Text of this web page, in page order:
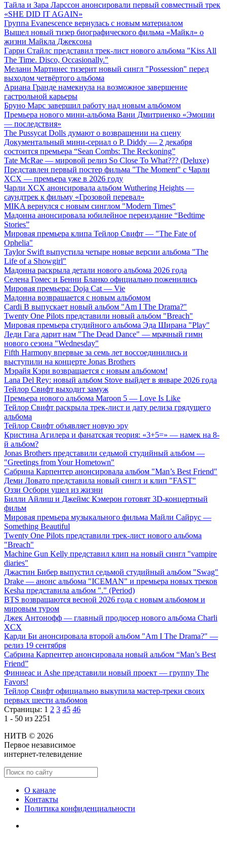
Тайла и Зара Ларссон анонсировали первый совместный трек
«SHE DID IT AGAIN»
Группа Evanescence вернулась с новым материалом
Вышел новый тизер биографического фильма «Майкл» о
жизни Майкла Джексона
Гарри Стайлс представил трек-лист нового альбома "Kiss All
The Time. Disco, Occasionally."
Мелани Мартинес тизерит новый сингл "Possession" перед
выходом четвёртого альбома
Ариана Гранде намекнула на возможное завершение
гастрольной карьеры
Бруно Марс завершил работу над новым альбомом
Премьера нового мини-альбома Вани Дмитриенко «Эмоции
— последствия»
The Pussycat Dolls думают о возвращении на сцену
Документальный мини-сериал о P. Diddy — 2 декабря
состоится премьера “Sean Combs: The Reckoning”
Tate McRae — мировой релиз So Close To What??? (Deluxe)
Представлен первый постер фильма "The Moment" с Чарли
XCX — премьера уже в 2026 году
Чарли XCX анонсировала альбом Wuthering Heights —
саундтрек к фильму «Грозовой перевал»
MIKA вернулся с новым синглом "Modern Times"
Мадонна анонсировала юбилейное переиздание “Bedtime
Stories”
Мировая премьера клипа Тейлор Свифт — "The Fate of
Ophelia"
Taylor Swift выпустила четыре новые версии альбома "The
Life of a Showgirl"
Мадонна раскрыла детали нового альбома 2026 года
Селена Гомес и Бенни Бланко официально поженились
Мировая премьера: Doja Cat — Vie
Мадонна возвращается с новым альбомом
Cardi B выпускает новый альбом "Am I The Drama?"
Twenty One Pilots представили новый альбом "Breach"
Мировая премьера студийного альбома Эда Ширана "Play"
Леди Гага дарит нам "The Dead Dance" — мрачный гимн
нового сезона "Wednesday"
Fifth Harmony впервые за семь лет воссоединились и
выступили на концерте Jonas Brothers
Мэрайя Кэри возвращается с новым альбомом!
Lana Del Rey: новый альбом Stove выйдет в январе 2026 года
Тейлор Свифт выходит замуж
Премьера нового альбома Maroon 5 — Love Is Like
Тейлор Свифт раскрыла трек-лист и дату релиза грядущего
альбома
Тейлор Свифт объявляет новую эру
Кристина Агилера и фанатская теория: «3+5=» — намек на 8-
й альбом?
Jonas Brothers представили седьмой студийный альбом —
"Greetings from Your Hometown"
Сабрина Карпентер анонсировала альбом "Man’s Best Friend"
Деми Ловато представила новый сингл и клип "FAST"
Оззи Осборн ушел из жизни
Билли Айлиш и Джеймс Кэмерон готовят 3D-концертный
фильм
Мировая премьера музыкального фильма Майли Сайрус —
Something Beautiful
Twenty One Pilots представили трек-лист нового альбома
"Breach"
Machine Gun Kelly представил клип на новый сингл "vampire
diaries"
Джастин Бибер выпустил седьмой студийный альбом "Swag"
Drake — анонс альбома "ICEMAN" и премьера новых треков
Kesha представила альбом "." (Period)
BTS возвращаются весной 2026 года с новым альбомом и
мировым туром
Джек Антонофф — главный продюсер нового альбома Charli
XCX
Карди Би анонсировала второй альбом "Am I The Drama?" —
релиз 19 сентября
Сабрина Карпентер анонсировала новый альбом “Man’s Best
Friend”
Финнеас и Ashe представили новый проект — группу The
Favors!
Тейлор Свифт официально выкупила мастер-треки своих
первых шести альбомов
Страницы: 1 2 3 45 46
1 - 50 из 2251
НИТВ © 2026
Первое независимое
интернет-телевидение
О канале
Контакты
Политика конфиденциальности